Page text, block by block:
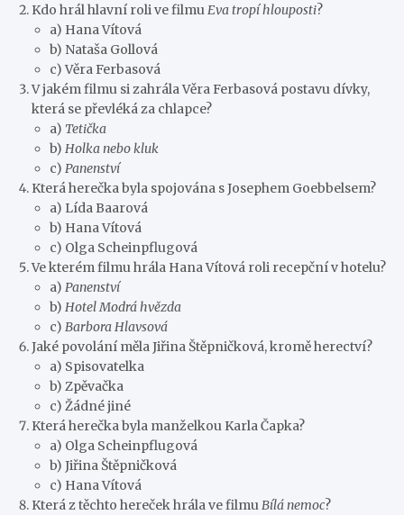
Kdo hrál hlavní roli ve filmuEva tropí hlouposti?
a) Hana Vítová
b) Nataša Gollová
c) Věra Ferbasová
V jakém filmu si zahrála Věra Ferbasová postavu dívky,
která se převléká za chlapce?
a) Tetička
b) Holka nebo kluk
c) Panenství
Která herečka byla spojována s Josephem Goebbelsem?
a) Lída Baarová
b) Hana Vítová
c) Olga Scheinpflugová
Ve kterém filmu hrála Hana Vítová roli recepční v hotelu?
a) Panenství
b) Hotel Modrá hvězda
c) Barbora Hlavsová
Jaké povolání měla Jiřina Štěpničková, kromě herectví?
a) Spisovatelka
b) Zpěvačka
c) Žádné jiné
Která herečka byla manželkou Karla Čapka?
a) Olga Scheinpflugová
b) Jiřina Štěpničková
c) Hana Vítová
Která z těchto hereček hrála ve filmuBílá nemoc?